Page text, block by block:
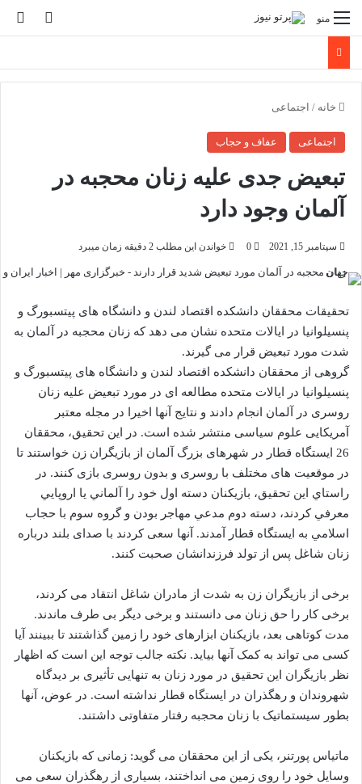
تغییر منو
خانه / اجتماعی
اجتماعی عفاف و حجاب
تبعیض جدی علیه زنان محجبه در
آلمان وجود دارد
سپتامبر 15, 2021 0 خواندن این مطلب 2 دقیقه زمان میبرد
تحقیقات محققان دانشکده اقتصاد لندن و دانشگاه های پیتسبورگ و
پنسیلوانیا در ایالات متحده نشان می دهد که زنان محجبه در آلمان به
شدت مورد تبعیض قرار می گیرند.
گروهی از محققان دانشکده اقتصاد لندن و دانشگاه های پیتسبورگ و
پنسیلوانیا در ایالات متحده مطالعه ای در مورد تبعیض علیه زنان
روسری در آلمان انجام دادند و نتایج آنها اخیرا در مجله معتبر
آمریکایی علوم سیاسی منتشر شده است. در این تحقیق، محققان
26 ایستگاه قطار در شهرهای بزرگ آلمان از بازیگران زن خواستند تا
در موقعیت های مختلف با روسری و بدون روسری بازی کنند. در
راستاي اين تحقيق، بازيكنان دسته اول خود را آلماني يا اروپايي
معرفي كردند، دسته دوم مدعي مهاجر بودن و گروه سوم با حجاب
اسلامي به ايستگاه قطار آمدند. آنها سعی کردند با صدای بلند درباره
زنان شاغل پس از تولد فرزندانشان صحبت کنند.
برخی از بازیگران زن به شدت از مادران شاغل انتقاد می کردند،
برخی کار را حق زنان می دانستند و برخی دیگر بی طرف ماندند.
مدت کوتاهی بعد، بازیکنان ابزارهای خود را زمین گذاشتند تا ببینند آیا
کسی می تواند به کمک آنها بیاید. نکته جالب توجه این است که اظهار
نظر بازیگران این تحقیق در مورد زنان به تنهایی تأثیری بر دیدگاه
شهروندان و رهگذران در ایستگاه قطار نداشته است. در عوض، آنها
بطور سیستماتیک با زنان محجبه رفتار متفاوتی داشتند.
ماتیاس پورتنر، یکی از این محققان می گوید: زمانی که بازیکنان
وسایل خود را روی زمین می انداختند، بسیاری از رهگذران سعی می